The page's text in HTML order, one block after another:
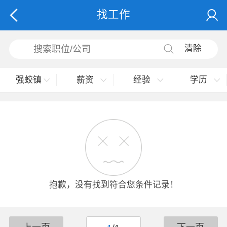
找工作
清除
强蛟镇 薪资 经验 学历
抱歉，没有找到符合您条件记录！